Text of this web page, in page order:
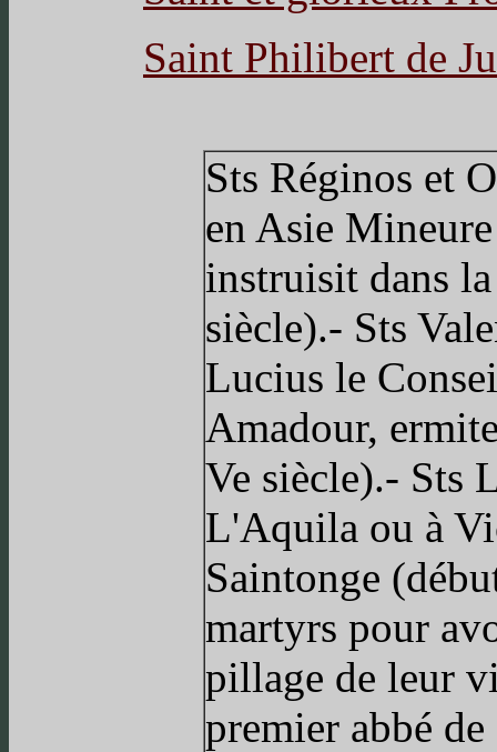
Saint Philibert de
Sts Réginos et
en Asie
instruisit dans
siècle).- Sts
Lucius le
Amadour,
Ve siècle).- Sts
L'Aquila ou à
Saintonge
martyrs pour
pillage de leur
premier abbé